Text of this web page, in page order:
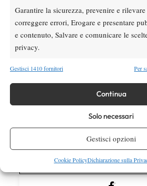
Garantire la sicurezza, prevenire e
correggere errori, Erogare e presentare
e contenuto, Salvare e comunicare le
privacy.
Gestisci 1410 fornitori Per
Continua
Solo necessari
Gestisci opzioni
Cookie PolicyDichiarazione sulla
Masters 1000 Montreal
out per Shang contro
WTA 1000 Toronto
Masters 1000 Montreal
Shang inizia in ritardo
SOCIAL